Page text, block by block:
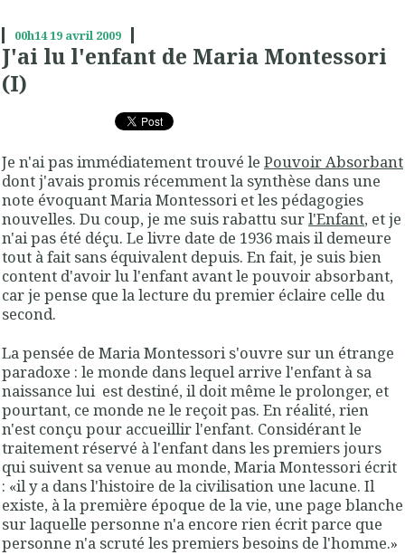
00h1419 avril 2009
J'ai lu l'enfant de Maria Montessori
(I)
Je n'ai pas immédiatement trouvé le Pouvoir Absorbant
dont j'avais promis récemment la synthèse dans une
note évoquant Maria Montessori et les pédagogies
nouvelles. Du coup, je me suis rabattu surl'Enfant, et je
n'ai pas été déçu. Le livre date de 1936 mais il demeure
tout à fait sans équivalent depuis. En fait, je suis bien
content d'avoir lu l'enfant avant le pouvoir absorbant,
car je pense que la lecture du premier éclaire celle du
second.
La pensée de Maria Montessori s'ouvre sur un étrange
paradoxe : le monde dans lequel arrive l'enfant à sa
naissance lui est destiné, il doit même le prolonger, et
pourtant, ce monde ne le reçoit pas. En réalité, rien
n'est conçu pour accueillir l'enfant. Considérant le
traitement réservé à l'enfant dans les premiers jours
qui suivent sa venue au monde, Maria Montessori écrit
: «il y a dans l'histoire de la civilisation une lacune. Il
existe, à la première époque de la vie, une page blanche
sur laquelle personne n'a encore rien écrit parce que
personne n'a scruté les premiers besoins de l'homme.»